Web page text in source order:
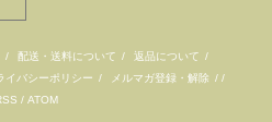
/ 配送・送料について / 返品について /
イバシーポリシー / メルマガ登録・解除 / /
/ ATOM